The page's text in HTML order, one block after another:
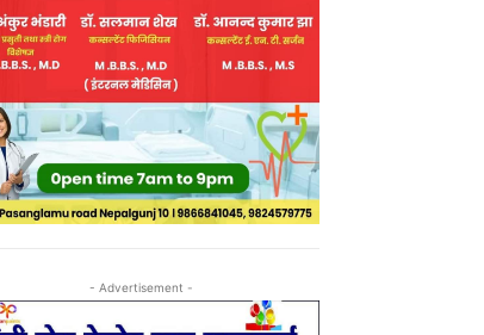
- Advertisement -